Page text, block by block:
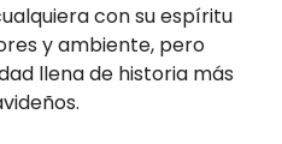
con su espíritu
y ambiente, pero
llena de historia más